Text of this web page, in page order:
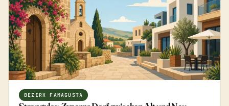
BEZIRK FAMAGUSTA